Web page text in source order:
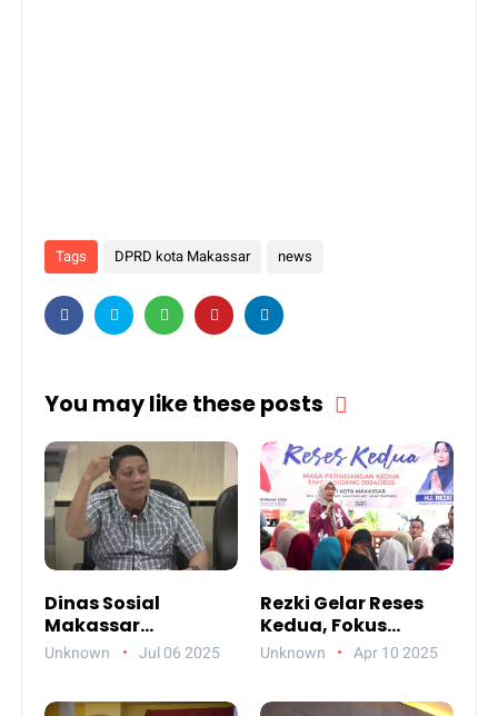
Tags DPRD kota Makassar news
You may like these posts
Dinas Sosial
Makassar
Paparkan
Unknown Jul 06 2025
Rezki Gelar Reses
Kedua, Fokus
Perbaikan Drainase
Unknown Apr 10 2025